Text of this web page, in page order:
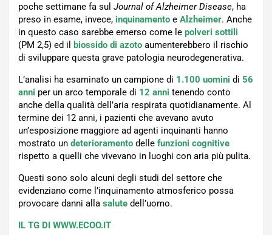
poche settimane fa sul Journal of Alzheimer Disease, ha
preso in esame, invece, inquinamento e Alzheimer. Anche
in questo caso sarebbe emerso come le polveri sottili
(PM 2,5) ed il
biossido di azoto aumenterebbero il rischio
di sviluppare questa grave patologia neurodegenerativa.
L’analisi ha esaminato un campione di 1.100 uomini di 56
anni per un arco temporale di 12 anni tenendo conto
anche della qualità dell’aria respirata quotidianamente. Al
termine dei 12 anni, i pazienti che avevano avuto
un’esposizione maggiore ad agenti inquinanti hanno
mostrato un deterioramento delle funzioni cognitive
rispetto a quelli che vivevano in luoghi con aria più pulita.
Questi sono solo alcuni degli studi del settore che
evidenziano come l’inquinamento atmosferico possa
provocare danni alla salute dell’uomo.
IL TG DI WWW.ECOO.IT